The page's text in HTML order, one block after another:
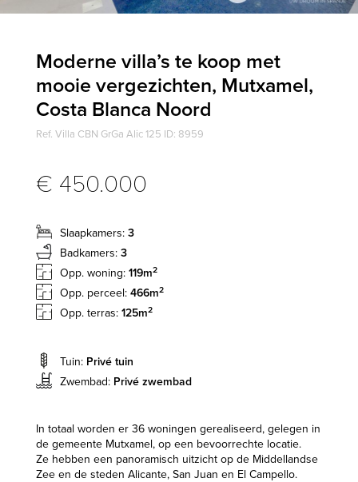
Moderne villa’s te koop met
mooie vergezichten, Mutxamel,
Costa Blanca Noord
Ref. Villa CBN GrGa Alic 125 ID: 8959
€ 450.000
Slaapkamers: 3
Badkamers: 3
Opp. woning: 119m2
Opp. perceel: 466m2
Opp. terras: 125m2
Tuin: Privé tuin
Zwembad: Privé zwembad
In totaal worden er 36 woningen gerealiseerd, gelegen in
de gemeente Mutxamel, op een bevoorrechte locatie.
Ze hebben een panoramisch uitzicht op de Middellandse
Zee en de steden Alicante, San Juan en El Campello.